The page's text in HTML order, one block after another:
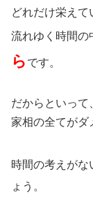
どれだけ栄えて
流れゆく時間の
ら です。
だからといって
家相の全てがダ
時間の考えがな
ょう。